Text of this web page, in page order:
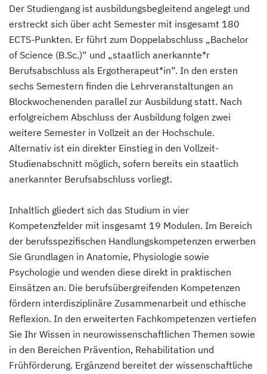
Der Studiengang ist ausbildungsbegleitend angelegt und
erstreckt sich über acht Semester mit insgesamt 180
ECTS-Punkten. Er führt zum Doppelabschluss „Bachelor
of Science (B.Sc.)“ und „staatlich anerkannte*r
Berufsabschluss als Ergotherapeut*in“. In den ersten
sechs Semestern finden die Lehrveranstaltungen an
Blockwochenenden parallel zur Ausbildung statt. Nach
erfolgreichem Abschluss der Ausbildung folgen zwei
weitere Semester in Vollzeit an der Hochschule.
Alternativ ist ein direkter Einstieg in den Vollzeit-
Studienabschnitt möglich, sofern bereits ein staatlich
anerkannter Berufsabschluss vorliegt.
Inhaltlich gliedert sich das Studium in vier
Kompetenzfelder mit insgesamt 19 Modulen. Im Bereich
der berufsspezifischen Handlungskompetenzen erwerben
Sie Grundlagen in Anatomie, Physiologie sowie
Psychologie und wenden diese direkt in praktischen
Einsätzen an. Die berufsübergreifenden Kompetenzen
fördern interdisziplinäre Zusammenarbeit und ethische
Reflexion. In den erweiterten Fachkompetenzen vertiefen
Sie Ihr Wissen in neurowissenschaftlichen Themen sowie
in den Bereichen Prävention, Rehabilitation und
Frühförderung. Ergänzend bereitet der wissenschaftliche